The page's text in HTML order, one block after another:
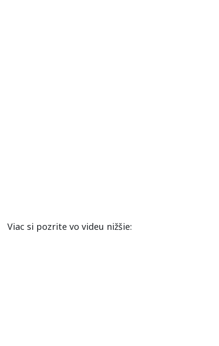
Viac si pozrite vo videu nižšie: